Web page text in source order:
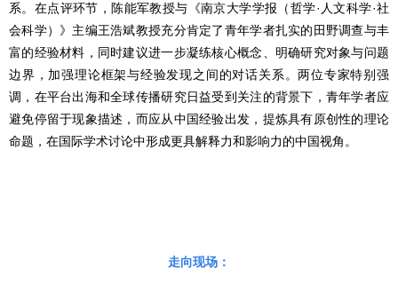
系。在点评环节，陈能军教授与《南京大学学报（哲学·人文科学·社
会科学）》主编王浩斌教授充分肯定了青年学者扎实的田野调查与丰
富的经验材料，同时建议进一步凝练核心概念、明确研究对象与问题
边界，加强理论框架与经验发现之间的对话关系。两位专家特别强
调，在平台出海和全球传播研究日益受到关注的背景下，青年学者应
避免停留于现象描述，而应从中国经验出发，提炼具有原创性的理论
命题，在国际学术讨论中形成更具解释力和影响力的中国视角。
走向现场：